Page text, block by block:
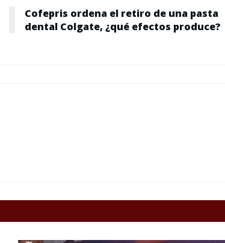
Cofepris ordena el retiro de una pasta
dental Colgate, ¿qué efectos produce?